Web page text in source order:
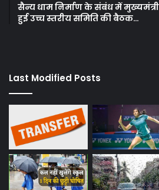
सैन्य धाम निर्माण के संबंध में
हुई उच्च स्तरीय समिति की बैठक…
Last Modified Posts